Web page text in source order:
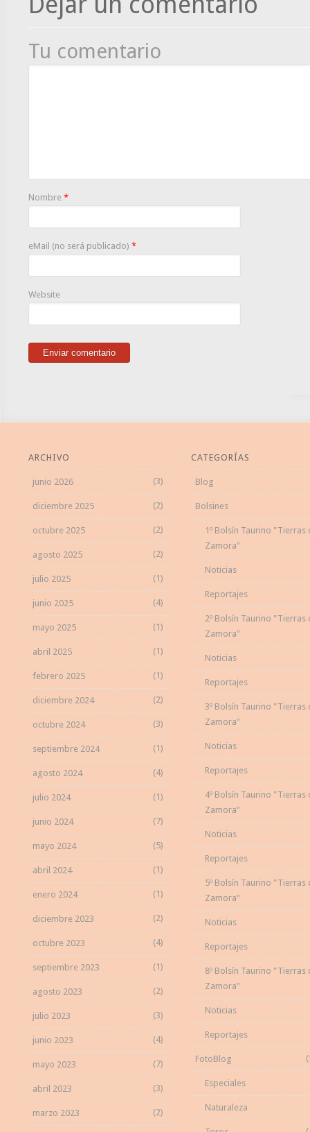
Tu comentario
Nombre *
eMail (no será publicado) *
Website
ARCHIVO
junio 2026 (3)
diciembre 2025 (2)
octubre 2025 (2)
agosto 2025 (2)
julio 2025 (1)
junio 2025 (4)
mayo 2025 (1)
abril 2025 (1)
febrero 2025 (1)
diciembre 2024 (2)
octubre 2024 (3)
septiembre 2024 (1)
agosto 2024 (4)
julio 2024 (1)
junio 2024 (7)
mayo 2024 (5)
abril 2024 (1)
enero 2024 (1)
diciembre 2023 (2)
octubre 2023 (4)
septiembre 2023 (1)
agosto 2023 (2)
julio 2023 (3)
junio 2023 (4)
mayo 2023 (7)
abril 2023 (3)
marzo 2023 (2)
CATEGORÍAS
Blog
Bolsines
1º Bolsín Taurino "Tierras
Zamora"
Noticias
Reportajes
2º Bolsín Taurino "Tierras
Zamora"
Noticias
Reportajes
3º Bolsín Taurino "Tierras
Zamora"
Noticias
Reportajes
4º Bolsín Taurino "Tierras
Zamora"
Noticias
Reportajes
5º Bolsín Taurino "Tierras
Zamora"
Noticias
Reportajes
8º Bolsín Taurino "Tierras
Zamora"
Noticias
Reportajes
FotoBlog
Especiales
Naturaleza